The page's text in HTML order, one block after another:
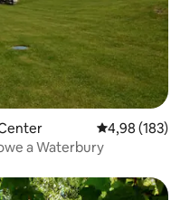
Priemerné
4,98 (183)
a Waterbury